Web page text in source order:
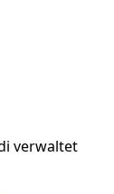
verwaltet